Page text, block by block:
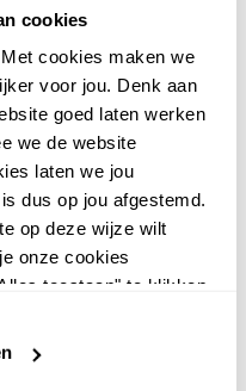
cookies
cookies maken we
voor jou. Denk aan
goed laten werken
we de website
laten we jou
dus op jou afgestemd.
op deze wijze wilt
onze cookies
toestaan" te klikken.